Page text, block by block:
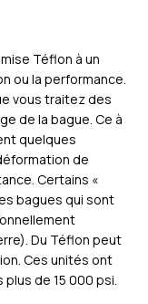
Téflon à un
ou la performance.
vous traitez des
de la bague. Ce à
quelques
de
Certains «
bagues qui sont
Du Téflon peut
Ces unités ont
de 15 000 psi.